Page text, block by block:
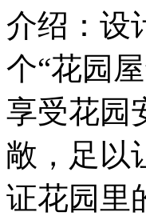
介绍：设
个“花园
享受花园
敞，足以
证花园里